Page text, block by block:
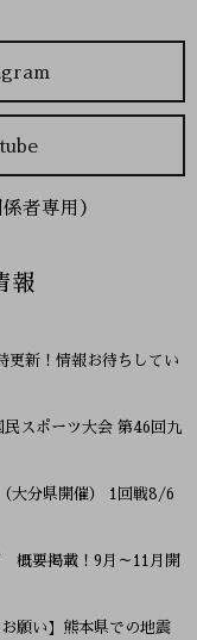
者専用）
報
更新！情報お待ちしてい
民スポーツ大会 第46回九
大分県開催） 1回戦8/6
概要掲載！9月～11月開
願い】熊本県での地震